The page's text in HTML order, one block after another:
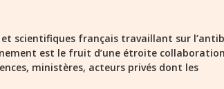
scientifiques français travaillant sur
est le fruit d’une étroite
ministères, acteurs privés dont les